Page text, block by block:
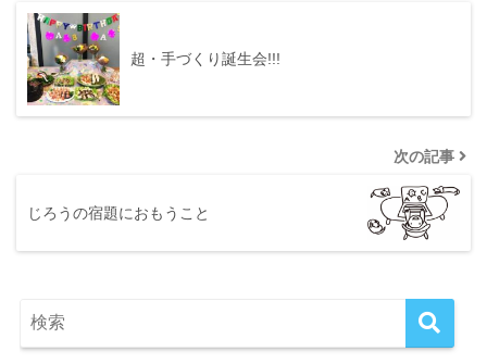
超・手づくり誕生会!!!
次の記事
じろうの宿題におもうこと